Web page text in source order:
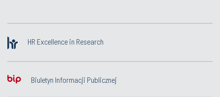
HR Excellence in Research
Biuletyn Informacji Publicznej